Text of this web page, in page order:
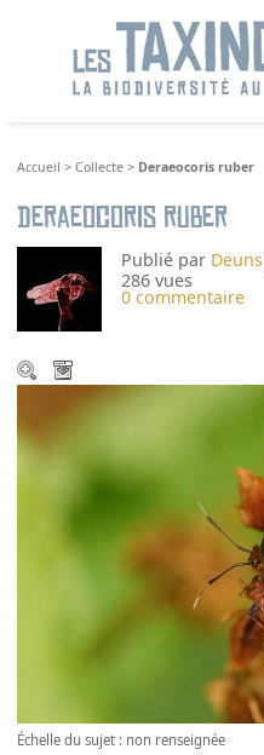
Accueil >Collecte > Deraeocoris ruber
Deraeocoris ruber
Publié par Deuns
286 vues
0 commentaire
Échelle du sujet : non renseignée